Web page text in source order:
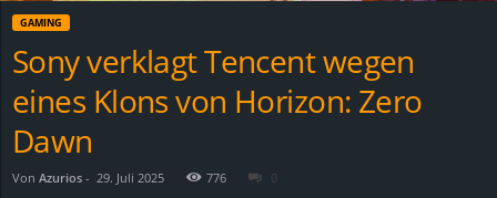
GAMING
Sony verklagt Tencent wegen
eines Klons von Horizon: Zero
Dawn
Von Azurios - 29. Juli 2025 776 0